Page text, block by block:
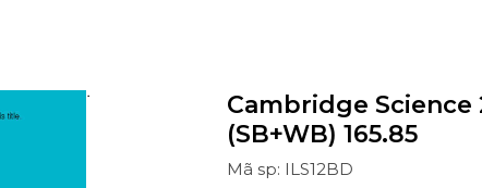
Cambridge Science
(SB+WB) 165.85
Mã sp: ILS12BD